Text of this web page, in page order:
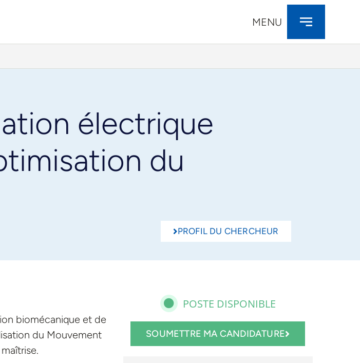
MENU
électrique
du
PROFIL DU CHERCHEUR
biomécanique et de
du Mouvement
POSTE DISPONIBLE
SOUMETTRE MA CANDIDATURE